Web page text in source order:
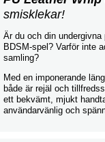
smisklekar!
Är du och din
BDSM-spel? Varför inte
samling?
Med en imponerande
både är rejäl och
ett bekvämt, mjukt
användarvänlig och